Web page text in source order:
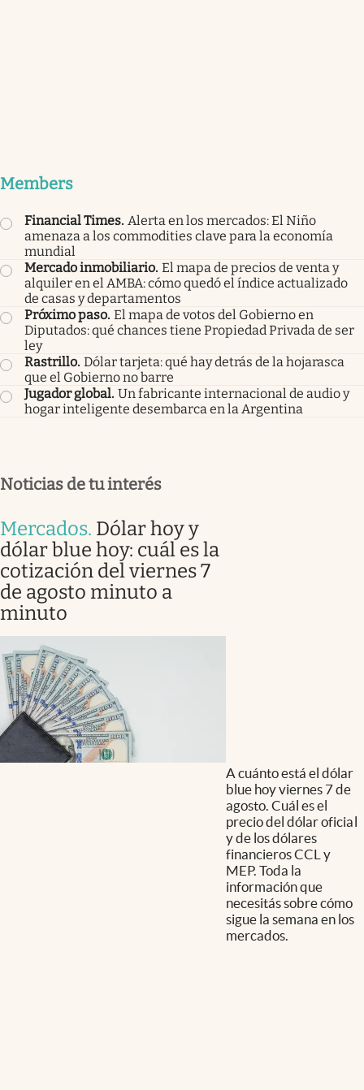
Members
Financial Times. Alerta en los mercados: El Niño
amenaza a los commodities clave para la economía
mundial
Mercado inmobiliario. El mapa de precios de venta y
alquiler en el AMBA: cómo quedó el índice actualizado
de casas y departamentos
Próximo paso. El mapa de votos del Gobierno en
Diputados: qué chances tiene Propiedad Privada de ser
ley
Rastrillo. Dólar tarjeta: qué hay detrás de la hojarasca
que el Gobierno no barre
Jugador global. Un fabricante internacional de audio y
hogar inteligente desembarca en la Argentina
Noticias de tu interés
Mercados. Dólar hoy y
dólar blue hoy: cuál es la
cotización del viernes 7
de agosto minuto a
minuto
A cuánto está el dólar
blue hoy viernes 7 de
agosto. Cuál es el
precio del dólar oficial
y de los dólares
financieros CCL y
MEP. Toda la
información que
necesitás sobre cómo
sigue la semana en los
mercados.